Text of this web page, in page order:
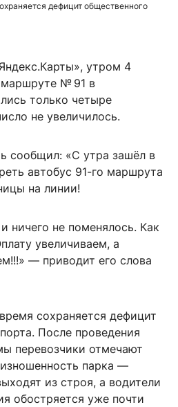
дефицит общественного
утром 4
маршруте № 91 в
только четыре
не увеличилось.
сообщил: «С утра зашёл в
автобус 91-го маршрута
на линии!
ничего не поменялось. Как
увеличиваем, а
— приводит его слова
сохраняется дефицит
После проведения
перевозчики отмечают
парка —
из строя, а водители
обостряется уже почти